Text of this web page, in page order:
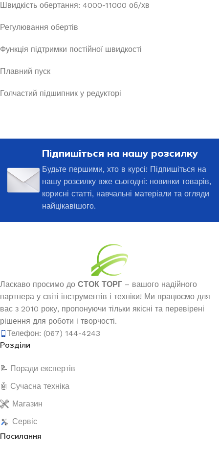
Швидкість обертання: 4000-11000 об/хв
Регулювання обертів
Функція підтримки постійної швидкості
Плавний пуск
Голчастий підшипник у редукторі
Підпишіться на нашу розсилку
Будьте першими, хто в курсі! Підпишіться на
нашу розсилку вже сьогодні: новинки товарів,
корисні статті, навчальні матеріали та огляди
найцікавішого.
Ласкаво просимо до СТОК ТОРГ – вашого надійного
партнера у світі інструментів і техніки! Ми працюємо для
вас з 2010 року, пропонуючи тільки якісні та перевірені
рішення для роботи і творчості.
Телефон: (067) 144-4243
Розділи
📝 Поради експертів
🤖 Сучасна техніка
Магазин
Сервіс
Посилання